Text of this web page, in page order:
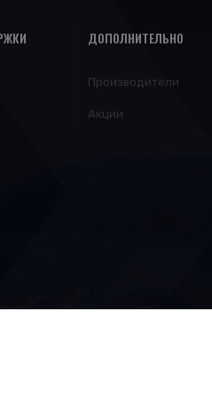
ДОПОЛНИТЕЛЬНО
Производители
Акции